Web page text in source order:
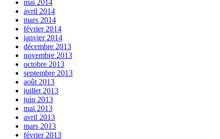
mai 2014
avril 2014
mars 2014
février 2014
janvier 2014
décembre 2013
novembre 2013
octobre 2013
septembre 2013
août 2013
juillet 2013
juin 2013
mai 2013
avril 2013
mars 2013
février 2013